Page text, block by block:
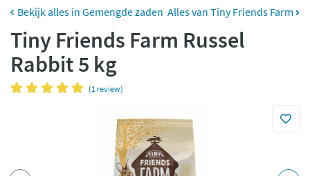
CO2 neutraalbezorgd
Betaal met Klarna
Gemengde zaden Alles van Tiny Friends Farm
Tiny Friends Farm Russel
Rabbit 5 kg
(1 review)